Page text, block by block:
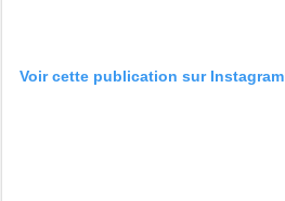
Voir cette publication sur Instagram